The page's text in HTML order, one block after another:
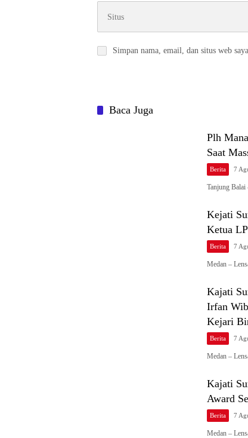
Simpan nama, email, dan situs web
Baca Juga
Plh
Saat
Berita 7
Tanjung
Kejati
Ketua
Berita 7
Medan –
Kajati
Irfan
Kejari
Berita 7
Medan –
Kajati
Award
Berita 7
Medan –